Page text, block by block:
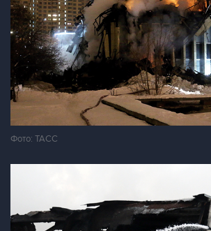
Фото: ТАСС